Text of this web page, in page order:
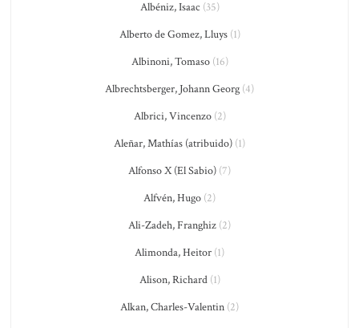
Albéniz, Isaac (35)
Alberto de Gomez, Lluys(1)
Albinoni, Tomaso(16)
Albrechtsberger, Johann Georg (4)
Albrici, Vincenzo(2)
Aleñar, Mathías (atribuido) (1)
Alfonso X (El Sabio) (7)
Alfvén, Hugo (2)
Ali-Zadeh, Franghiz (2)
Alimonda, Heitor (1)
Alison, Richard(1)
Alkan, Charles-Valentin (2)